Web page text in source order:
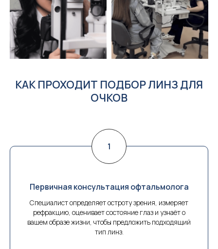
КАК ПРОХОДИТ ПОДБОР ЛИНЗ ДЛЯ
ОЧКОВ
Первичная консультация офтальмолога
Специалист определяет остроту зрения, измеряет
рефракцию, оценивает состояние глаз и узнаёт о
вашем образе жизни, чтобы предложить подходящий
тип линз.